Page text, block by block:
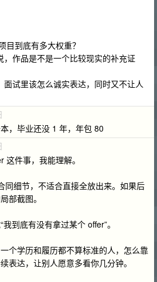
目到底有多大权重？
作品是不是一个比较现实的补充证
试里该怎么诚实表达，同时又不让人
，毕业还没 1 年，年包 80
件事，我能理解。
同细节，不适合直接全放出来。如果后
部截图。
到底有没有拿过某个 offer”。
个学历和履历都不算标准的人，怎么靠
表达，让别人愿意多看你几分钟。